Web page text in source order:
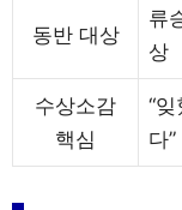
동반 대상
류
상
수상소감
핵심
“
다”